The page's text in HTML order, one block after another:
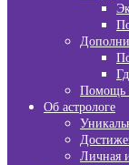
Помощь
Об астрологе
Личная